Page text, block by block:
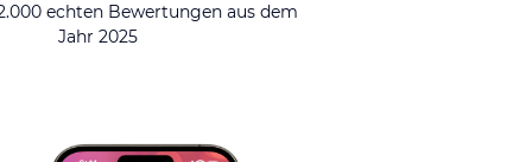
echten Bewertungen aus dem
Jahr 2025